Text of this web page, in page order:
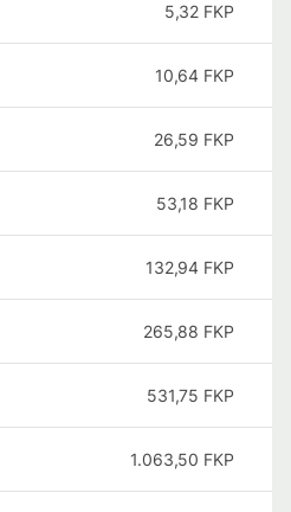
5,32 FKP
10,64 FKP
26,59 FKP
53,18 FKP
132,94 FKP
265,88 FKP
531,75 FKP
1.063,50 FKP